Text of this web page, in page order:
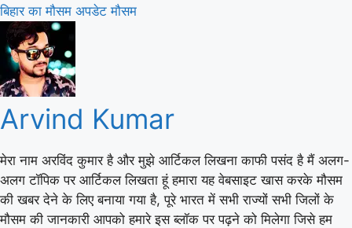
बिहार का मौसम अपडेट मौसम
Arvind Kumar
मेरा नाम अरविंद कुमार है और मुझे आर्टिकल लिखना काफी पसंद है मैं अलग-
अलग टॉपिक पर आर्टिकल लिखता हूं हमारा यह वेबसाइट खास करके मौसम
की खबर देने के लिए बनाया गया है, पूरे भारत में सभी राज्यों सभी जिलों के
मौसम की जानकारी आपको हमारे इस ब्लॉक पर पढ़ने को मिलेगा जिसे हम